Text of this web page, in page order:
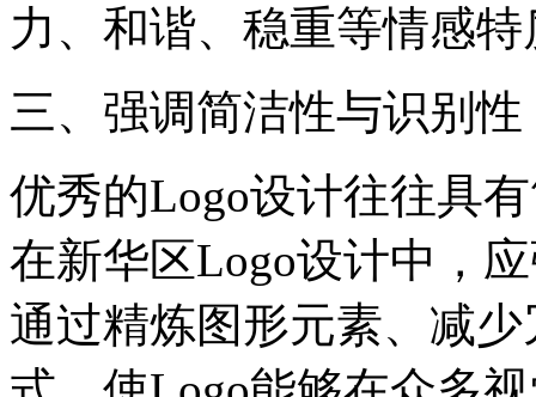
力、和谐、稳重等情感特
‌三、强调简洁性与识别性‌
优秀的Logo设计往往具
在新华区Logo设计中，
通过精炼图形元素、减